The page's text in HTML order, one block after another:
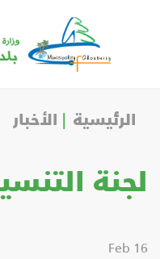
الرئيسية الأخبار
لجنة
16 Feb